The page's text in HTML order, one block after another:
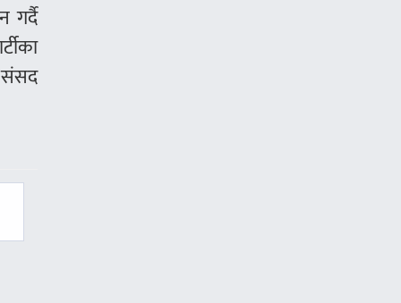
गर्दै
संसद